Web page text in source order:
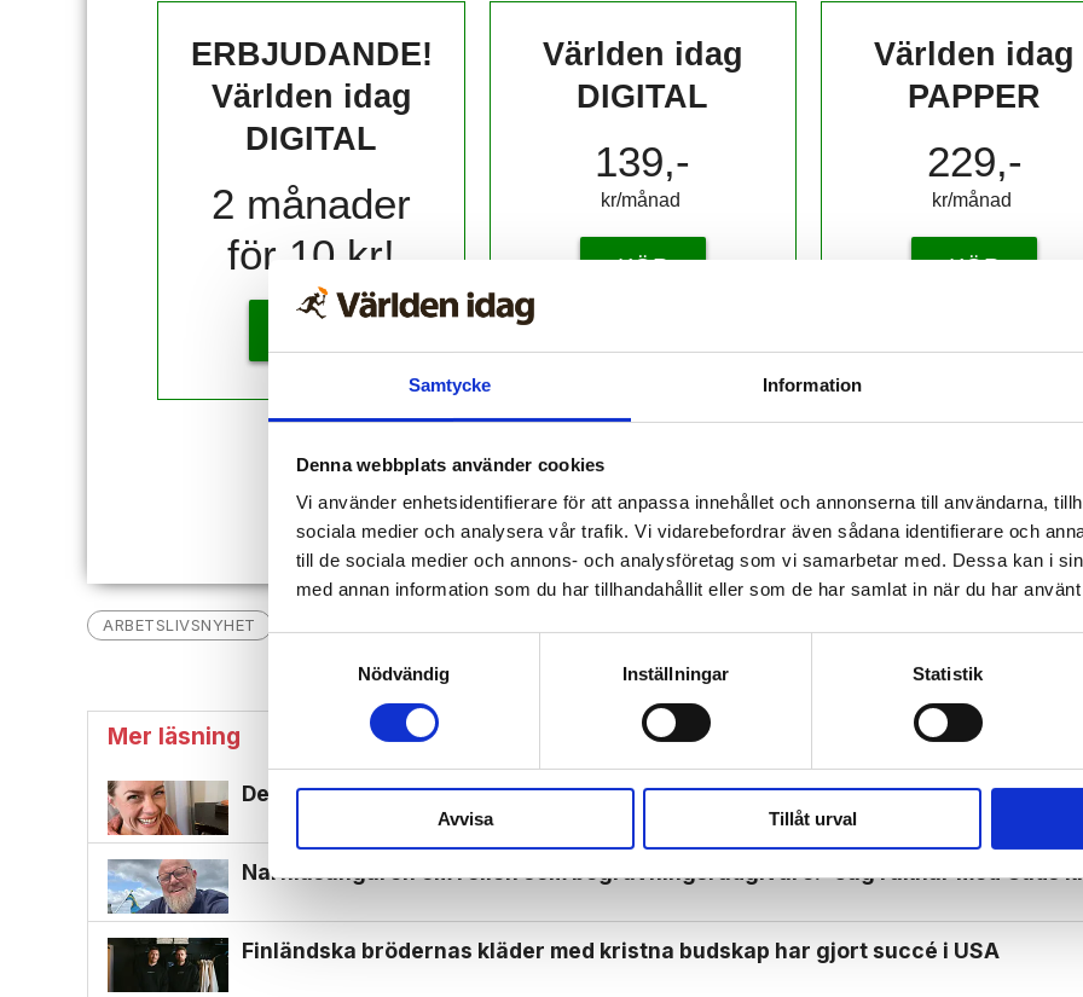
Samtycke Information
Denna webbplats använder cookies
Vi använder enhetsidentifierare för att anpassa innehållet och annonserna till användarna,
sociala medier och analysera vår trafik. Vi vidarebefordrar även sådana identifierare och
till de sociala medier och annons- och analysföretag som vi samarbetar med. Dessa kan i
med annan information som du har tillhandahållit eller som de har samlat in när du har
Nödvändig
Inställningar Statistik
Avvisa Tillåt urval
ERBJUDANDE!
Världen idag
DIGITAL
2 månader
för 10 kr!
Världen idag
DIGITAL
139,-
kr/månad ​​​​​​
KÖP
Världen idag
PAPPER
229,-
kr/månad ​​​​​​
KÖP
Redan prenumerant? Logga in
Mina Sidor
ARBETSLIVSNYHET
Mer läsning
Designer: ”Jag blev dunder­frälst och alldeles förälskad i Jesus”
Narnia­sångaren om rollen som begravnings­rådgivare: ”Jag räknar med Guds
Finländska brödernas kläder med kristna budskap har gjort succé i USA